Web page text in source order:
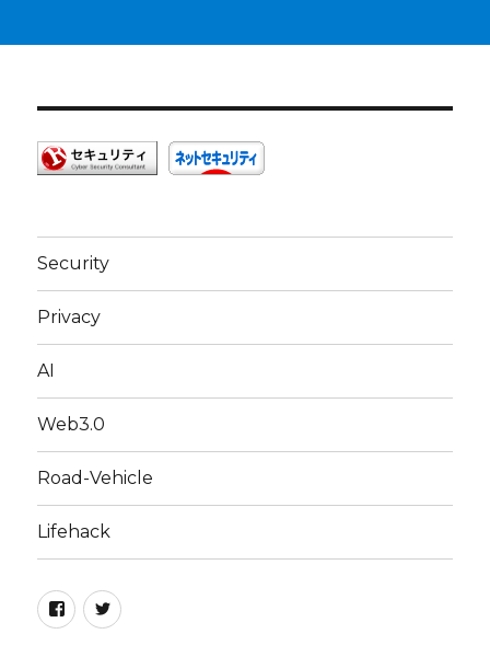
Security
Privacy
AI
Web3.0
Road-Vehicle
Lifehack
FacebookTwitter